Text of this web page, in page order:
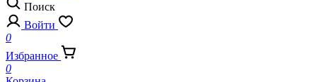
Поиск
Войти
0
Избранное
0